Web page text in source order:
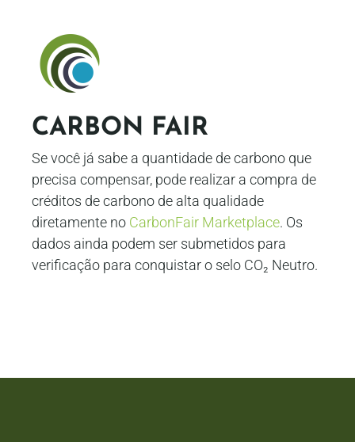
CARBON FAIR
Se você já sabe a quantidade de carbono que
precisa compensar, pode realizar a compra de
créditos de carbono de alta qualidade
diretamente no CarbonFair Marketplace. Os
dados ainda podem ser submetidos para
verificação para conquistar o selo CO₂ Neutro.